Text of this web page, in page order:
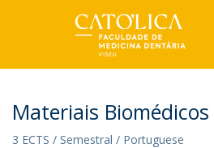
Materiais Biomédicos
3 ECTS / Semestral / Portuguese